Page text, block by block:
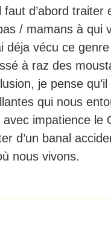
faut d’abord traiter
/ mamans à qui
déja vécu ce
à raz des
je pense qu’il
qui nous
impatience le
d’un banal
nous vivons.